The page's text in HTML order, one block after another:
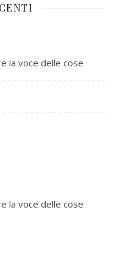
la voce delle cose
la voce delle cose